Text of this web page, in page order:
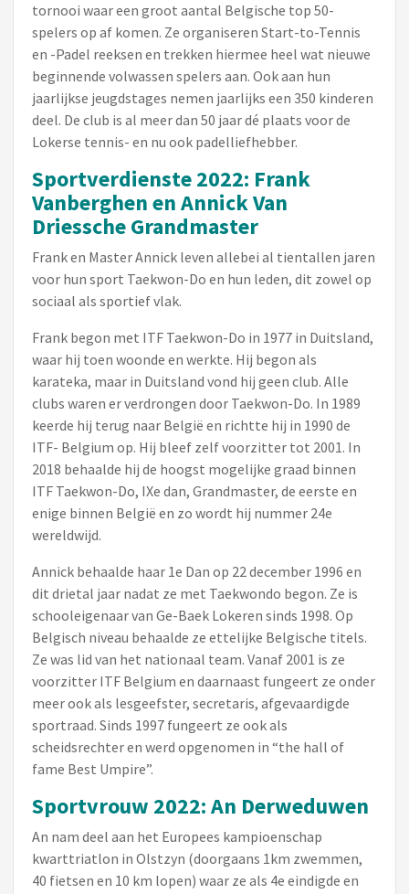
tornooi waar een groot aantal Belgische top 50-
spelers op af komen. Ze organiseren Start-to-Tennis
en -Padel reeksen en trekken hiermee heel wat nieuwe
beginnende volwassen spelers aan. Ook aan hun
jaarlijkse jeugdstages nemen jaarlijks een 350 kinderen
deel. De club is al meer dan 50 jaar dé plaats voor de
Lokerse tennis- en nu ook padelliefhebber.
Sportverdienste 2022: Frank
Vanberghen en Annick Van
Driessche Grandmaster
Frank en Master Annick leven allebei al tientallen jaren
voor hun sport Taekwon-Do en hun leden, dit zowel op
sociaal als sportief vlak.
Frank begon met ITF Taekwon-Do in 1977 in Duitsland,
waar hij toen woonde en werkte. Hij begon als
karateka, maar in Duitsland vond hij geen club. Alle
clubs waren er verdrongen door Taekwon-Do. In 1989
keerde hij terug naar België en richtte hij in 1990 de
ITF- Belgium op. Hij bleef zelf voorzitter tot 2001. In
2018 behaalde hij de hoogst mogelijke graad binnen
ITF Taekwon-Do, IXe dan, Grandmaster, de eerste en
enige binnen België en zo wordt hij nummer 24e
wereldwijd.
Annick behaalde haar 1e Dan op 22 december 1996 en
dit drietal jaar nadat ze met Taekwondo begon. Ze is
schooleigenaar van Ge-Baek Lokeren sinds 1998. Op
Belgisch niveau behaalde ze ettelijke Belgische titels.
Ze was lid van het nationaal team. Vanaf 2001 is ze
voorzitter ITF Belgium en daarnaast fungeert ze onder
meer ook als lesgeefster, secretaris, afgevaardigde
sportraad. Sinds 1997 fungeert ze ook als
scheidsrechter en werd opgenomen in “the hall of
fame Best Umpire”.
Sportvrouw 2022: An Derweduwen
An nam deel aan het Europees kampioenschap
kwarttriatlon in Olstzyn (doorgaans 1km zwemmen,
40 fietsen en 10 km lopen) waar ze als 4e eindigde en